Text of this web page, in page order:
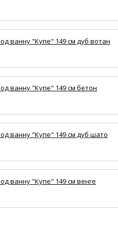
ванну "Купе" 149 см дуб вотан
ванну "Купе" 149 см бетон
ванну "Купе" 149 см дуб шато
ванну "Купе" 149 см венге